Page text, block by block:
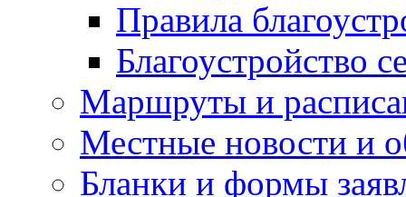
Правила
Благоустройство
Маршруты и
Местные новости и
Бланки и формы